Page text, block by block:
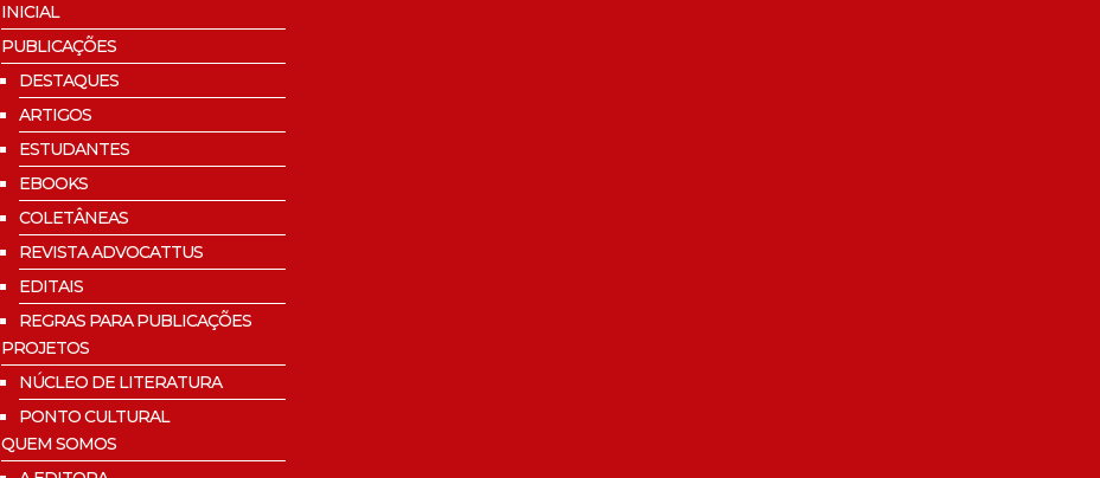
INICIAL
PUBLICAÇÕES
DESTAQUES
ARTIGOS
ESTUDANTES
EBOOKS
COLETÂNEAS
REVISTA ADVOCATTUS
EDITAIS
REGRAS PARA PUBLICAÇÕES
PROJETOS
NÚCLEO DE LITERATURA
PONTO CULTURAL
QUEM SOMOS